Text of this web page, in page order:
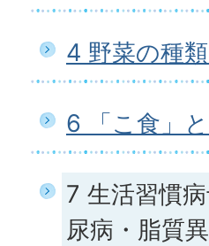
4 野菜の種
6 「こ食」
7 生活習慣
尿病・脂質